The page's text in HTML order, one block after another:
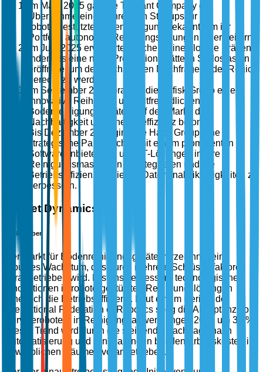
Im März 2025 gab die Tennant Company die
Übernahme eines führenden Startups für
robotergestützte Bodenreinigung bekannt, um ihr
Portfolio autonomer Reinigungslösungen zu erweitern.
Im Juni 2025 erweiterte Kärcher seine globale Präsenz,
indem es eine neue Produktionsstätte in Südostasien
eröffnete, um der wachsenden Nachfrage in der Region
gerecht zu werden.
Im September 2025 brachte die Nilfisk Group eine
innovative Reihe von umweltfreundlichen
Bodenreinigungsgeräten auf den Markt, die
Nachhaltigkeit und Energieeffizienz betont.
Bis Dezember 2025 ging die Hako Group eine
strategische Partnerschaft mit einem prominenten
Softwareanbieter ein, um IoT-Lösungen in ihre
Reinigungsmaschinen zu integrieren und die
Betriebseffizienz sowie die Datenanalytikfähigkeiten zu
verbessern.
Market Dynamics
Markttreiber
Der Markt für Bodenreinigungsgeräte verzeichnet ein
robustes Wachstum, das durch mehrere Schlüsselfaktoren
vorangetrieben wird. Erstens verbessern technologische
Innovationen in robotergestützten Reinigungslösungen
erheblich die Betriebseffizienz. Laut einem Bericht der
International Federation of Robotics stieg die Akzeptanz von
Servicerobotern in Reinigungsanwendungen 2023 um 32 %.
Dieser Trend wird durch die steigende Nachfrage nach
Automatisierung und Einsparungen bei den Arbeitskosten in
gewerblichen Räumen vorangetrieben.